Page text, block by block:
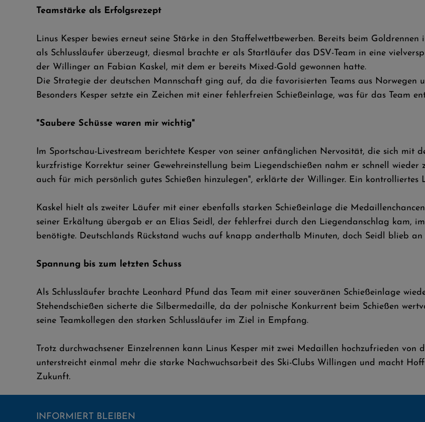
Teamstärke als Erfolgsrezept
Linus Kesper bewies erneut seine Stärke in den Staffelwettbewerben. Bereits beim
als Schlussläufer überzeugt, diesmal brachte er als Startläufer das DSV-Team in eine
der Willinger an Fabian Kaskel, mit dem er bereits Mixed-Gold gewonnen hatte.
Die Strategie der deutschen Mannschaft ging auf, da die favorisierten Teams aus Norwegen
Besonders Kesper setzte ein Zeichen mit einer fehlerfreien Schießeinlage, was für das Team
"Saubere Schüsse waren mir wichtig"
Im Sportschau-Livestream berichtete Kesper von seiner anfänglichen Nervosität, die sich mit
kurzfristige Korrektur seiner Gewehreinstellung beim Liegendschießen nahm er schnell
auch für mich persönlich gutes Schießen hinzulegen", erklärte der Willinger. Ein
Kaskel hielt als zweiter Läufer mit einer ebenfalls starken Schießeinlage die
seiner Erkältung übergab er an Elias Seidl, der fehlerfrei durch den Liegendanschlag kam,
benötigte. Deutschlands Rückstand wuchs auf knapp anderthalb Minuten, doch Seidl blieb
Spannung bis zum letzten Schuss
Als Schlussläufer brachte Leonhard Pfund das Team mit einer souveränen Schießeinlage
Stehendschießen sicherte die Silbermedaille, da der polnische Konkurrent beim Schießen
seine Teamkollegen den starken Schlussläufer im Ziel in Empfang.
Trotz durchwachsener Einzelrennen kann Linus Kesper mit zwei Medaillen hochzufrieden von
unterstreicht einmal mehr die starke Nachwuchsarbeit des Ski-Clubs Willingen und macht
Zukunft.
INFORMIERT BLEIBEN